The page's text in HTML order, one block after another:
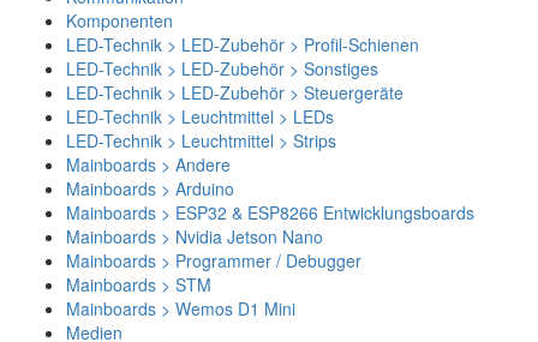
Komponenten
LED-Technik > LED-Zubehör > Profil-Schienen
LED-Technik > LED-Zubehör > Sonstiges
LED-Technik > LED-Zubehör > Steuergeräte
LED-Technik > Leuchtmittel > LEDs
LED-Technik > Leuchtmittel > Strips
Mainboards > Andere
Mainboards > Arduino
Mainboards > ESP32 & ESP8266 Entwicklungsboards
Mainboards > Nvidia Jetson Nano
Mainboards > Programmer / Debugger
Mainboards > STM
Mainboards > Wemos D1 Mini
Medien